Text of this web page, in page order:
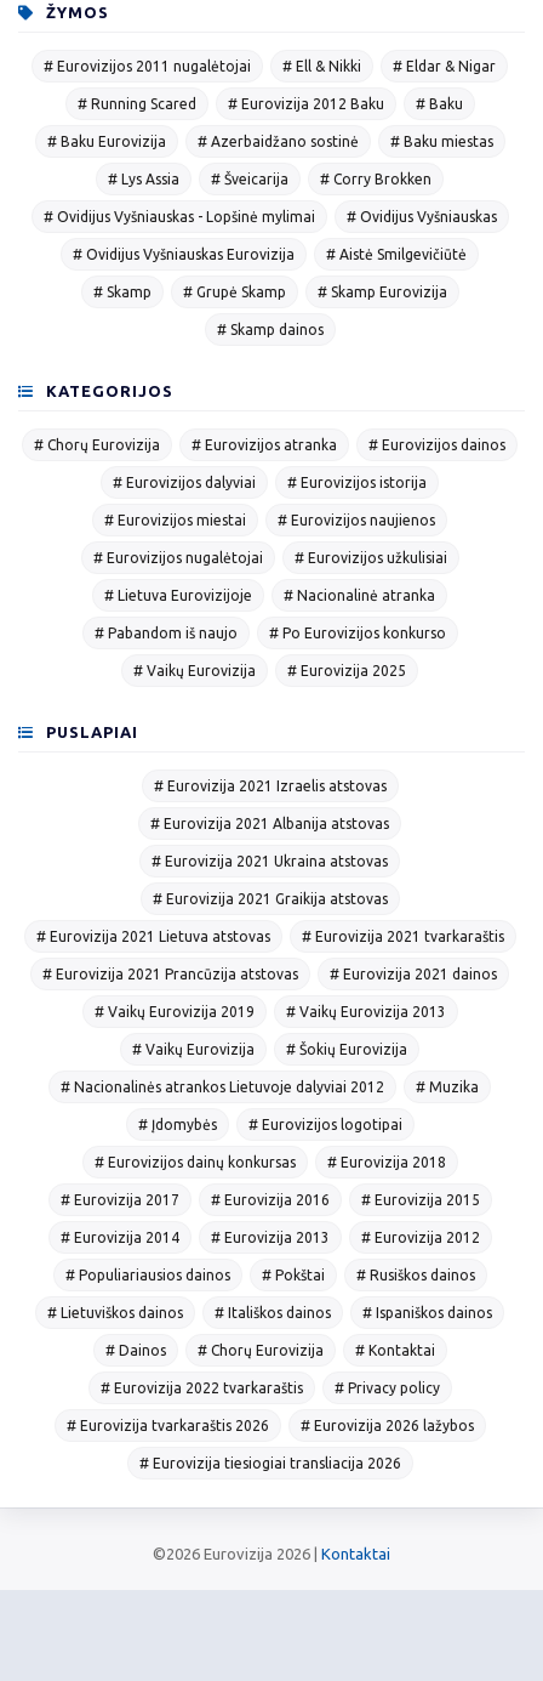
ŽYMOS
# Eurovizijos 2011 nugalėtojai # Ell & Nikki # Eldar & Nigar
# Running Scared # Eurovizija 2012 Baku # Baku
# Baku Eurovizija # Azerbaidžano sostinė # Baku miestas
# Lys Assia # Šveicarija # Corry Brokken
# Ovidijus Vyšniauskas - Lopšinė mylimai # Ovidijus Vyšniauskas
# Ovidijus Vyšniauskas Eurovizija # Aistė Smilgevičiūtė
# Skamp # Grupė Skamp # Skamp Eurovizija
# Skamp dainos
KATEGORIJOS
# Chorų Eurovizija # Eurovizijos atranka # Eurovizijos dainos
# Eurovizijos dalyviai # Eurovizijos istorija
# Eurovizijos miestai # Eurovizijos naujienos
# Eurovizijos nugalėtojai # Eurovizijos užkulisiai
# Lietuva Eurovizijoje # Nacionalinė atranka
# Pabandom iš naujo # Po Eurovizijos konkurso
# Vaikų Eurovizija # Eurovizija 2025
PUSLAPIAI
# Eurovizija 2021 Izraelis atstovas
# Eurovizija 2021 Albanija atstovas
# Eurovizija 2021 Ukraina atstovas
# Eurovizija 2021 Graikija atstovas
# Eurovizija 2021 Lietuva atstovas # Eurovizija 2021 tvarkaraštis
# Eurovizija 2021 Prancūzija atstovas # Eurovizija 2021 dainos
# Vaikų Eurovizija 2019 # Vaikų Eurovizija 2013
# Vaikų Eurovizija # Šokių Eurovizija
# Nacionalinės atrankos Lietuvoje dalyviai 2012 # Muzika
# Įdomybės # Eurovizijos logotipai
# Eurovizijos dainų konkursas # Eurovizija 2018
# Eurovizija 2017 # Eurovizija 2016 # Eurovizija 2015
# Eurovizija 2014 # Eurovizija 2013 # Eurovizija 2012
# Populiariausios dainos # Pokštai # Rusiškos dainos
# Lietuviškos dainos # Itališkos dainos # Ispaniškos dainos
# Dainos # Chorų Eurovizija # Kontaktai
# Eurovizija 2022 tvarkaraštis # Privacy policy
# Eurovizija tvarkaraštis 2026 # Eurovizija 2026 lažybos
# Eurovizija tiesiogiai transliacija 2026
©2026 Eurovizija 2026 | Kontaktai